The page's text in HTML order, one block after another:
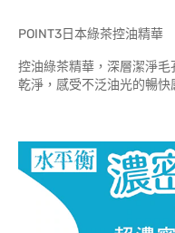
POINT3日本綠茶控油精華
控油綠茶精華，深層潔淨
乾淨，感受不泛油光的暢快